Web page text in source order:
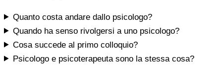
Quanto costa andare dallo psicologo?
Quando ha senso rivolgersi a uno psicologo?
Cosa succede al primo colloquio?
Psicologo e psicoterapeuta sono la stessa cosa?